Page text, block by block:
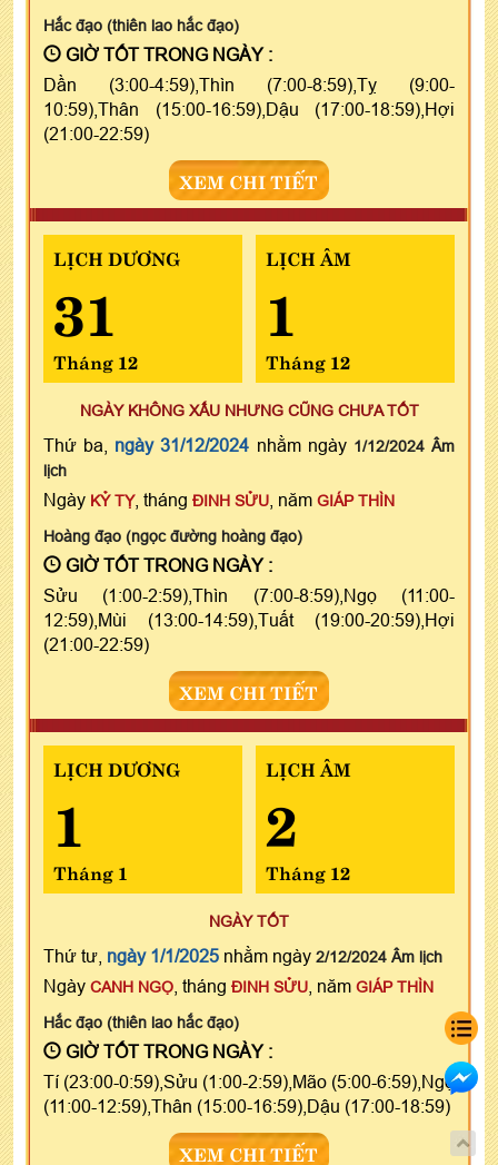
Hắc đạo (thiên lao hắc đạo)
GIỜ TỐT TRONG NGÀY :
Dần (3:00-4:59),Thìn (7:00-8:59),Tỵ (9:00-
10:59),Thân (15:00-16:59),Dậu (17:00-18:59),Hợi
(21:00-22:59)
XEM CHI TIẾT
LỊCH DƯƠNG
31
Tháng 12
LỊCH ÂM
1
Tháng 12
NGÀY KHÔNG XẤU NHƯNG CŨNG CHƯA TỐT
Thứ ba, ngày 31/12/2024 nhằm ngày 1/12/2024 Âm
lịch
Ngày KỶ TỴ, tháng ĐINH SỬU , năm GIÁP THÌN
Hoàng đạo (ngọc đường hoàng đạo)
GIỜ TỐT TRONG NGÀY :
Sửu (1:00-2:59),Thìn (7:00-8:59),Ngọ (11:00-
12:59),Mùi (13:00-14:59),Tuất (19:00-20:59),Hợi
(21:00-22:59)
XEM CHI TIẾT
LỊCH DƯƠNG
1
Tháng 1
LỊCH ÂM
2
Tháng 12
NGÀY TỐT
Thứ tư, ngày 1/1/2025 nhằm ngày 2/12/2024 Âm lịch
Ngày CANH NGỌ , tháng ĐINH SỬU , năm GIÁP THÌN
Hắc đạo (thiên lao hắc đạo)
GIỜ TỐT TRONG NGÀY :
Tí (23:00-0:59),Sửu (1:00-2:59),Mão (5:00-6:59),Ngọ
(11:00-12:59),Thân (15:00-16:59),Dậu (17:00-18:59)
XEM CHI TIẾT